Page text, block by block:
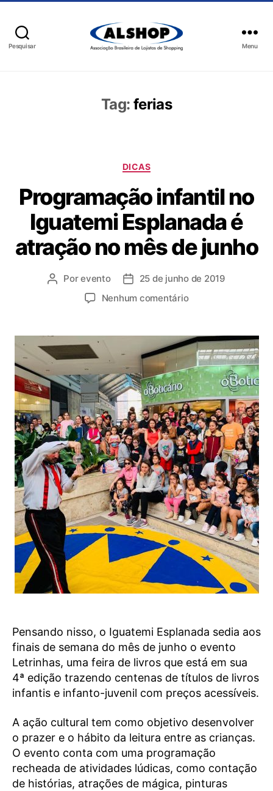
Pesquisar Menu
Tag: ferias
DICAS
Programação infantil no
Iguatemi Esplanada é
atração no mês de junho
Porevento
25 de junho de 2019
Nenhum comentário
Pensando nisso, o Iguatemi Esplanada sedia aos
finais de semana do mês de junho o evento
Letrinhas, uma feira de livros que está em sua
4ª edição trazendo centenas de títulos de livros
infantis e infanto-juvenil com preços acessíveis.
A ação cultural tem como objetivo desenvolver
o prazer e o hábito da leitura entre as crianças.
O evento conta com uma programação
recheada de atividades lúdicas, como contação
de histórias, atrações de mágica, pinturas